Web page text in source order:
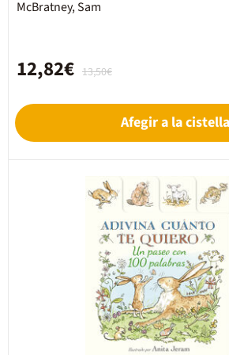
McBratney, Sam
13,50€
12,82€
Afegir a la cistella